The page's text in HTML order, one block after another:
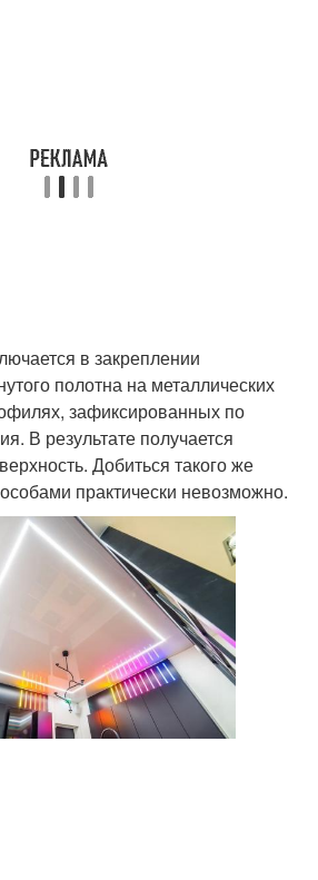
в закреплении
полотна на металлических
зафиксированных по
В результате получается
Добиться такого же
практически невозможно.